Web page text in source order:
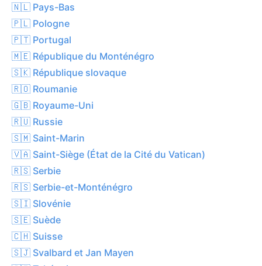
🇳🇱 Pays-Bas
🇵🇱 Pologne
🇵🇹 Portugal
🇲🇪 République du Monténégro
🇸🇰 République slovaque
🇷🇴 Roumanie
🇬🇧 Royaume-Uni
🇷🇺 Russie
🇸🇲 Saint-Marin
🇻🇦 Saint-Siège (État de la Cité du Vatican)
🇷🇸 Serbie
🇷🇸 Serbie-et-Monténégro
🇸🇮 Slovénie
🇸🇪 Suède
🇨🇭 Suisse
🇸🇯 Svalbard et Jan Mayen